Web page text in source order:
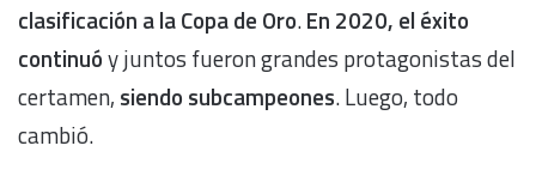
clasificación a la Copa de Oro.En 2020, el éxito
continuóy juntos fueron grandes protagonistas del
certamen, siendo subcampeones. Luego, todo
cambió.